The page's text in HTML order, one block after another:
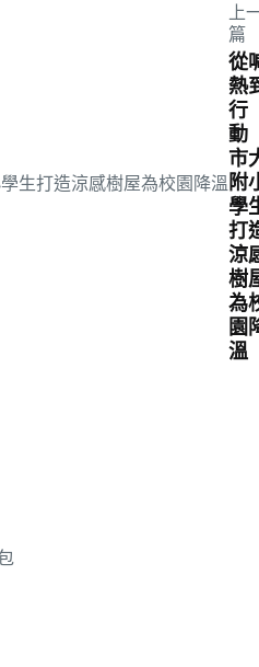
上
篇
從
熱
行
市
附
學
打
涼
樹
為
園
溫